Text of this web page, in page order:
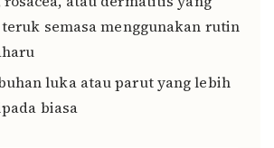
semasa menggunakan rutin
luka atau parut yang lebih
biasa